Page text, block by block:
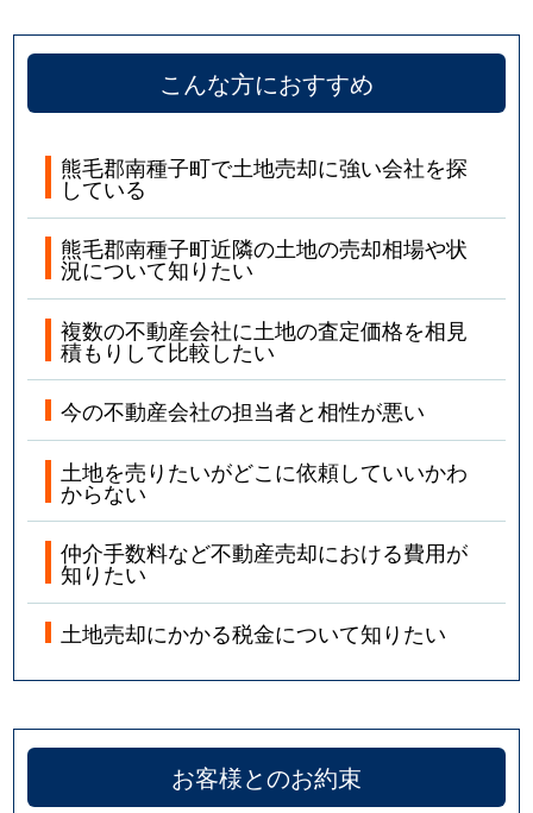
こんな方におすすめ
熊毛郡南種子町で土地売却に強い会社を探
している
熊毛郡南種子町近隣の土地の売却相場や状
況について知りたい
複数の不動産会社に土地の査定価格を相見
積もりして比較したい
今の不動産会社の担当者と相性が悪い
土地を売りたいがどこに依頼していいかわ
からない
仲介手数料など不動産売却における費用が
知りたい
土地売却にかかる税金について知りたい
お客様とのお約束